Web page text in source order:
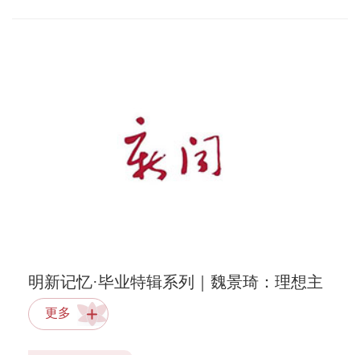
明新记忆·毕业特辑系列｜魏景琦：理想主
义的守护者
更多